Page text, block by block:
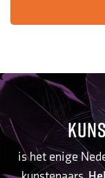
is het enige